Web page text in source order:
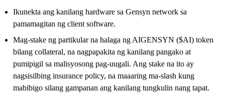
Ikunekta ang kanilang hardware sa Gensyn network sa
pamamagitan ng client software.
Mag-stake ng partikular na halaga ng AIGENSYN ($AI) token
bilang collateral, na nagpapakita ng kanilang pangako at
pumipigil sa malisyosong pag-uugali. Ang stake na ito ay
nagsisilbing insurance policy, na maaaring ma-slash kung
mabibigo silang gampanan ang kanilang tungkulin nang tapat.